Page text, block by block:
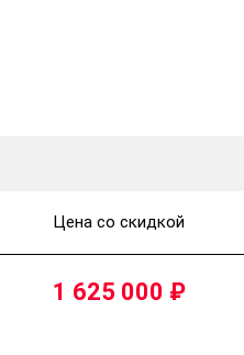
Цена со скидкой
1 625 000